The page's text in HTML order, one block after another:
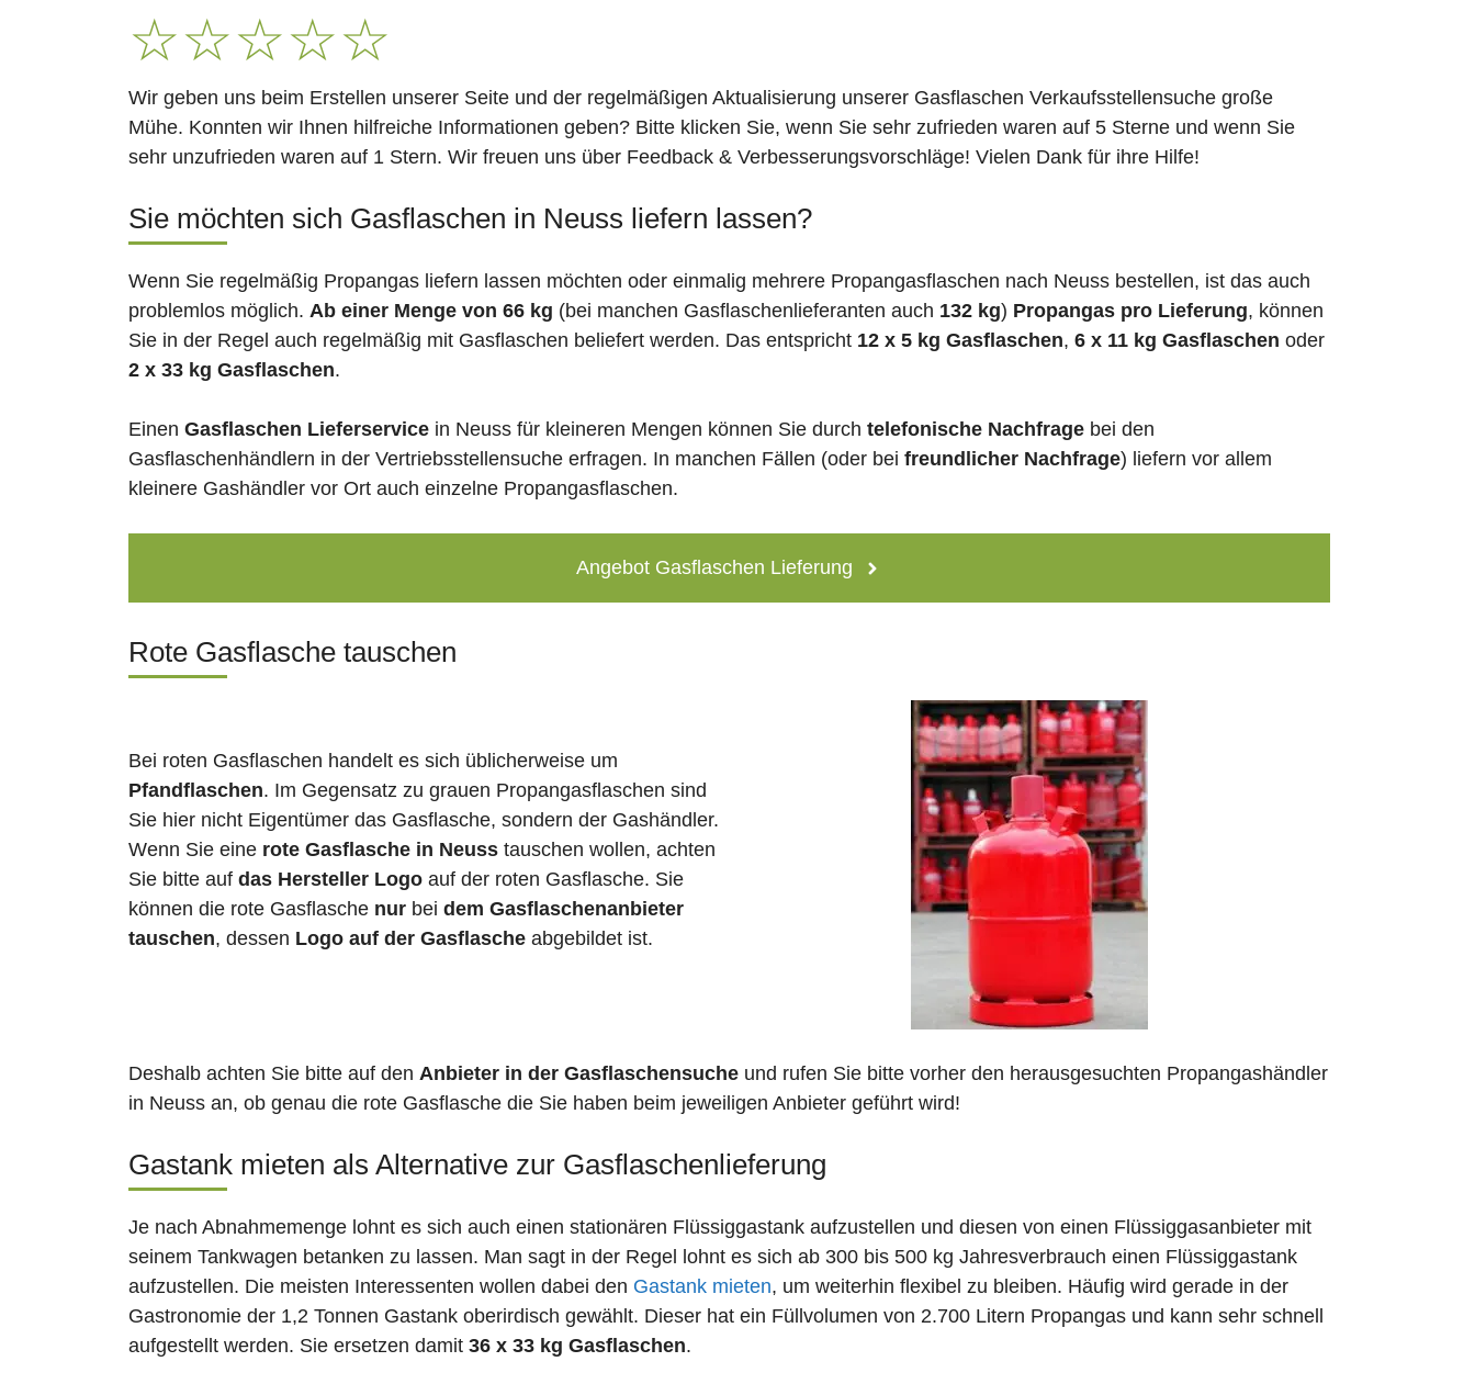
☆☆☆☆☆
Wir geben uns beim Erstellen unserer Seite und der regelmäßigen Aktualisierung unserer Gasflaschen Verkaufsstellensuche große
Mühe. Konnten wir Ihnen hilfreiche Informationen geben? Bitte klicken Sie, wenn Sie sehr zufrieden waren auf 5 Sterne und wenn Sie
sehr unzufrieden waren auf 1 Stern. Wir freuen uns über Feedback & Verbesserungsvorschläge! Vielen Dank für ihre Hilfe!
Sie möchten sich Gasflaschen in Neuss liefern lassen?
Wenn Sie regelmäßig Propangas liefern lassen möchten oder einmalig mehrere Propangasflaschen nach Neuss bestellen, ist das auch
problemlos möglich. Ab einer Menge von 66 kg (bei manchen Gasflaschenlieferanten auch 132 kg) Propangas pro Lieferung, können
Sie in der Regel auch regelmäßig mit Gasflaschen beliefert werden. Das entspricht 12 x 5 kg Gasflaschen, 6 x 11 kg Gasflaschen oder
2 x 33 kg Gasflaschen.
Einen Gasflaschen Lieferservice in Neuss für kleineren Mengen können Sie durch telefonische Nachfrage bei den
Gasflaschenhändlern in der Vertriebsstellensuche erfragen. In manchen Fällen (oder bei freundlicher Nachfrage) liefern vor allem
kleinere Gashändler vor Ort auch einzelne Propangasflaschen.
Angebot Gasflaschen Lieferung
Rote Gasflasche tauschen
Bei roten Gasflaschen handelt es sich üblicherweise um
Pfandflaschen. Im Gegensatz zu grauen Propangasflaschen sind
Sie hier nicht Eigentümer das Gasflasche, sondern der Gashändler.
Wenn Sie eine rote Gasflasche in Neuss tauschen wollen, achten
Sie bitte auf das Hersteller Logo auf der roten Gasflasche. Sie
können die rote Gasflasche nur bei dem Gasflaschenanbieter
tauschen, dessen Logo auf der Gasflasche abgebildet ist.
Deshalb achten Sie bitte auf den Anbieter in der Gasflaschensuche und rufen Sie bitte vorher den herausgesuchten Propangashändler
in Neuss an, ob genau die rote Gasflasche die Sie haben beim jeweiligen Anbieter geführt wird!
Gastank mieten als Alternative zur Gasflaschenlieferung
Je nach Abnahmemenge lohnt es sich auch einen stationären Flüssiggastank aufzustellen und diesen von einen Flüssiggasanbieter mit
seinem Tankwagen betanken zu lassen. Man sagt in der Regel lohnt es sich ab 300 bis 500 kg Jahresverbrauch einen Flüssiggastank
aufzustellen. Die meisten Interessenten wollen dabei den Gastank mieten, um weiterhin flexibel zu bleiben. Häufig wird gerade in der
Gastronomie der 1,2 Tonnen Gastank oberirdisch gewählt. Dieser hat ein Füllvolumen von 2.700 Litern Propangas und kann sehr schnell
aufgestellt werden. Sie ersetzen damit 36 x 33 kg Gasflaschen.